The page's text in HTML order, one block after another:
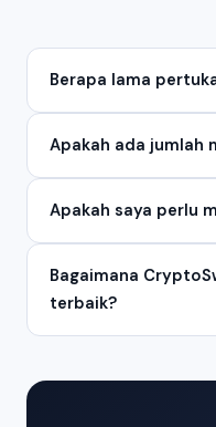
Berapa lama
Apakah ada jumlah
Apakah saya perlu
Bagaimana
terbaik?